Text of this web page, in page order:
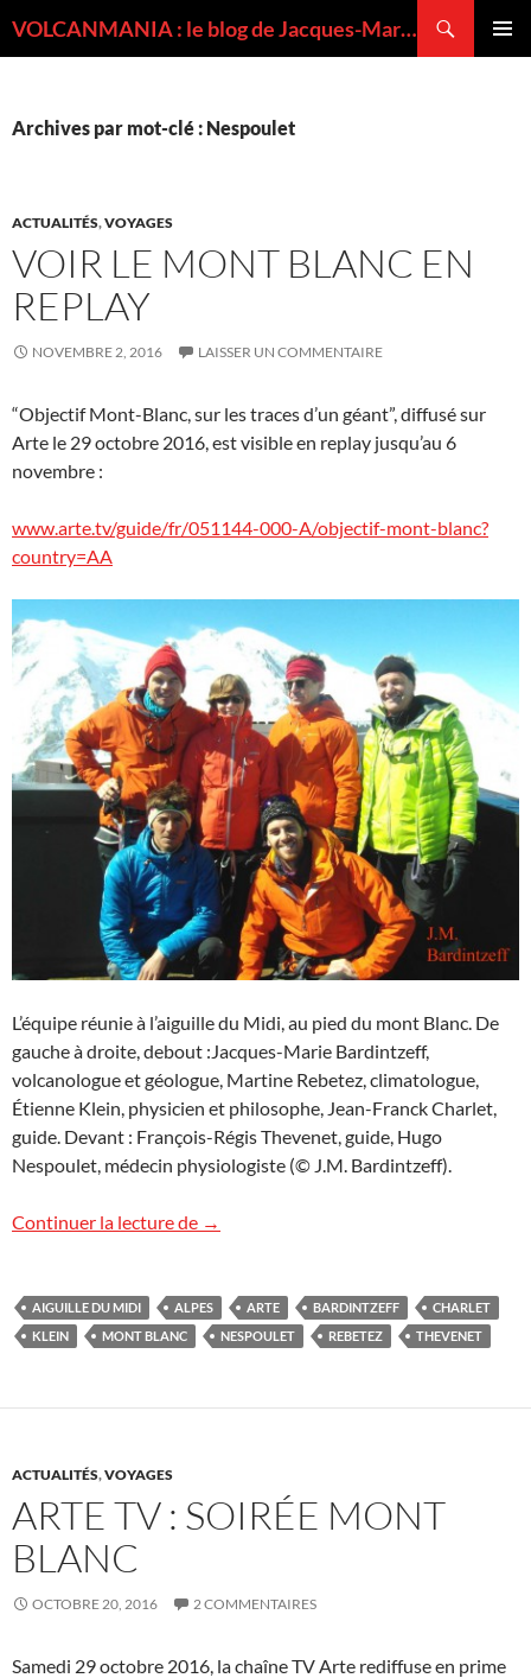
VOLCANMANIA : le blog de Jacques-Marie BARDINTZEFF, volcanologue
Archives par mot-clé : Nespoulet
ACTUALITÉS,VOYAGES
VOIR LE MONT BLANC EN
REPLAY
NOVEMBRE 2, 2016 LAISSER UN COMMENTAIRE
“Objectif Mont-Blanc, sur les traces d’un géant”, diffusé sur
Arte le 29 octobre 2016, est visible en replay jusqu’au 6
novembre :
www.arte.tv/guide/fr/051144-000-A/objectif-mont-blanc?
country=AA
L’équipe réunie à l’aiguille du Midi, au pied du mont Blanc. De
gauche à droite, debout :Jacques-Marie Bardintzeff,
volcanologue et géologue, Martine Rebetez, climatologue,
Étienne Klein, physicien et philosophe, Jean-Franck Charlet,
guide. Devant : François-Régis Thevenet, guide, Hugo
Nespoulet, médecin physiologiste (© J.M. Bardintzeff).
Continuer la lecture de Voir le mont Blanc en replay
→
AIGUILLE DU MIDI ALPES ARTE BARDINTZEFF
CHARLET
KLEIN
MONT BLANC NESPOULET REBETEZ THEVENET
ACTUALITÉS,VOYAGES
ARTE TV : SOIRÉE MONT
BLANC
OCTOBRE 20, 2016 2 COMMENTAIRES
Samedi 29 octobre 2016, la chaîne TV Arte rediffuse en prime